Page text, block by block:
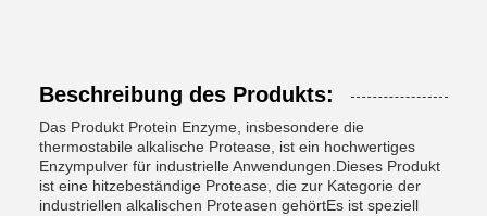
Beschreibung des Produkts:
Das Produkt Protein Enzyme, insbesondere die
thermostabile alkalische Protease, ist ein hochwertiges
Enzympulver für industrielle Anwendungen.Dieses Produkt
ist eine hitzebeständige Protease, die zur Kategorie der
industriellen alkalischen Proteasen gehörtEs ist speziell